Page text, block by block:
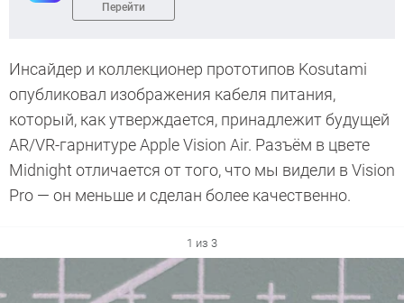
Перейти
Инсайдер и коллекционер прототипов Kosutami
опубликовал изображения кабеля питания,
который, как утверждается, принадлежит будущей
AR/VR-гарнитуре Apple Vision Air. Разъём в цвете
Midnight отличается от того, что мы видели в Vision
Pro — он меньше и сделан более качественно.
1 из 3